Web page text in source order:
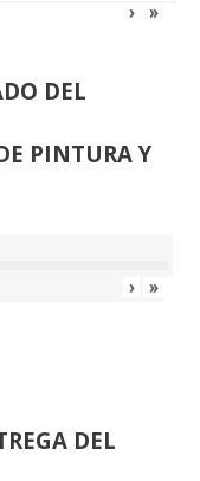
› »
DEL
PINTURA Y
› »
DEL